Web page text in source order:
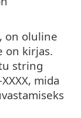
, on oluline
on kirjas.
string
mida